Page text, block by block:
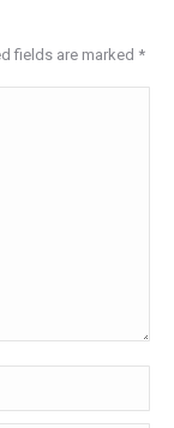
fields are marked *